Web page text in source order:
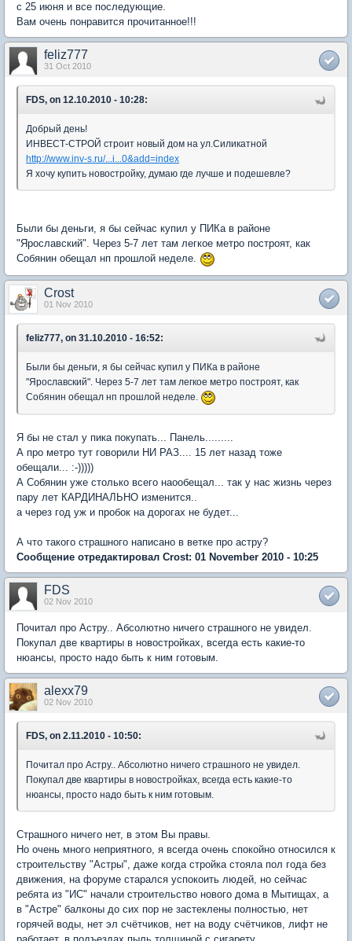
с 25 июня и все последующие.
Вам очень понравится прочитанное!!!
feliz777
31 Oct 2010
FDS, on 12.10.2010 - 10:28:
Добрый день!
ИНВЕСТ-СТРОЙ строит новый дом на ул.Силикатной
http://www.inv-s.ru/...i...0&add=index
Я хочу купить новостройку, думаю где лучше и подешевле?
Были бы деньги, я бы сейчас купил у ПИКа в районе
"Ярославский". Через 5-7 лет там легкое метро построят, как
Собянин обещал нп прошлой неделе.
Crost
01 Nov 2010
feliz777, on 31.10.2010 - 16:52:
Были бы деньги, я бы сейчас купил у ПИКа в районе
"Ярославский". Через 5-7 лет там легкое метро построят, как
Собянин обещал нп прошлой неделе.
Я бы не стал у пика покупать... Панель.........
А про метро тут говорили НИ РАЗ.... 15 лет назад тоже
обещали... :-)))))
А Собянин уже столько всего наообещал... так у нас жизнь через
пару лет КАРДИНАЛЬНО изменится..
а через год уж и пробок на дорогах не будет...
А что такого страшного написано в ветке про астру?
Сообщение отредактировал Crost: 01 November 2010 - 10:25
FDS
02 Nov 2010
Почитал про Астру.. Абсолютно ничего страшного не увидел.
Покупал две квартиры в новостройках, всегда есть какие-то
нюансы, просто надо быть к ним готовым.
alexx79
02 Nov 2010
FDS, on 2.11.2010 - 10:50:
Почитал про Астру.. Абсолютно ничего страшного не увидел.
Покупал две квартиры в новостройках, всегда есть какие-то
нюансы, просто надо быть к ним готовым.
Страшного ничего нет, в этом Вы правы.
Но очень много неприятного, я всегда очень спокойно относился к
строительству "Астры", даже когда стройка стояла пол года без
движения, на форуме старался успокоить людей, но сейчас
ребята из "ИС" начали строительство нового дома в Мытищах, а
в "Астре" балконы до сих пор не застеклены полностью, нет
горячей воды, нет эл счётчиков, нет на воду счётчиков, лифт не